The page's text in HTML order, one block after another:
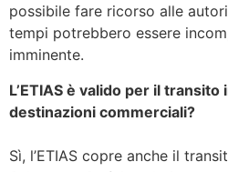
possibile fare ricorso alle
tempi potrebbero essere
imminente.
L’ETIAS è valido per il transito
destinazioni commerciali?
Sì, l’ETIAS copre anche il